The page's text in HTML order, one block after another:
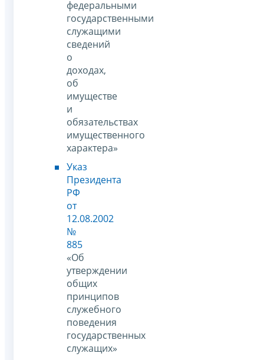
федеральными
государственными
служащими
сведений
о
доходах,
об
имуществе
и
обязательствах
имущественного
характера»
Указ
Президента
РФ
от
12.08.2002
№
885
«Об
утверждении
общих
принципов
служебного
поведения
государственных
служащих»